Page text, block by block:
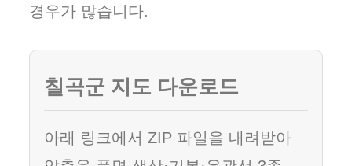
경우가 많습니다.
칠곡군 지도 다운로드
아래 링크에서 ZIP 파일을 내려받아